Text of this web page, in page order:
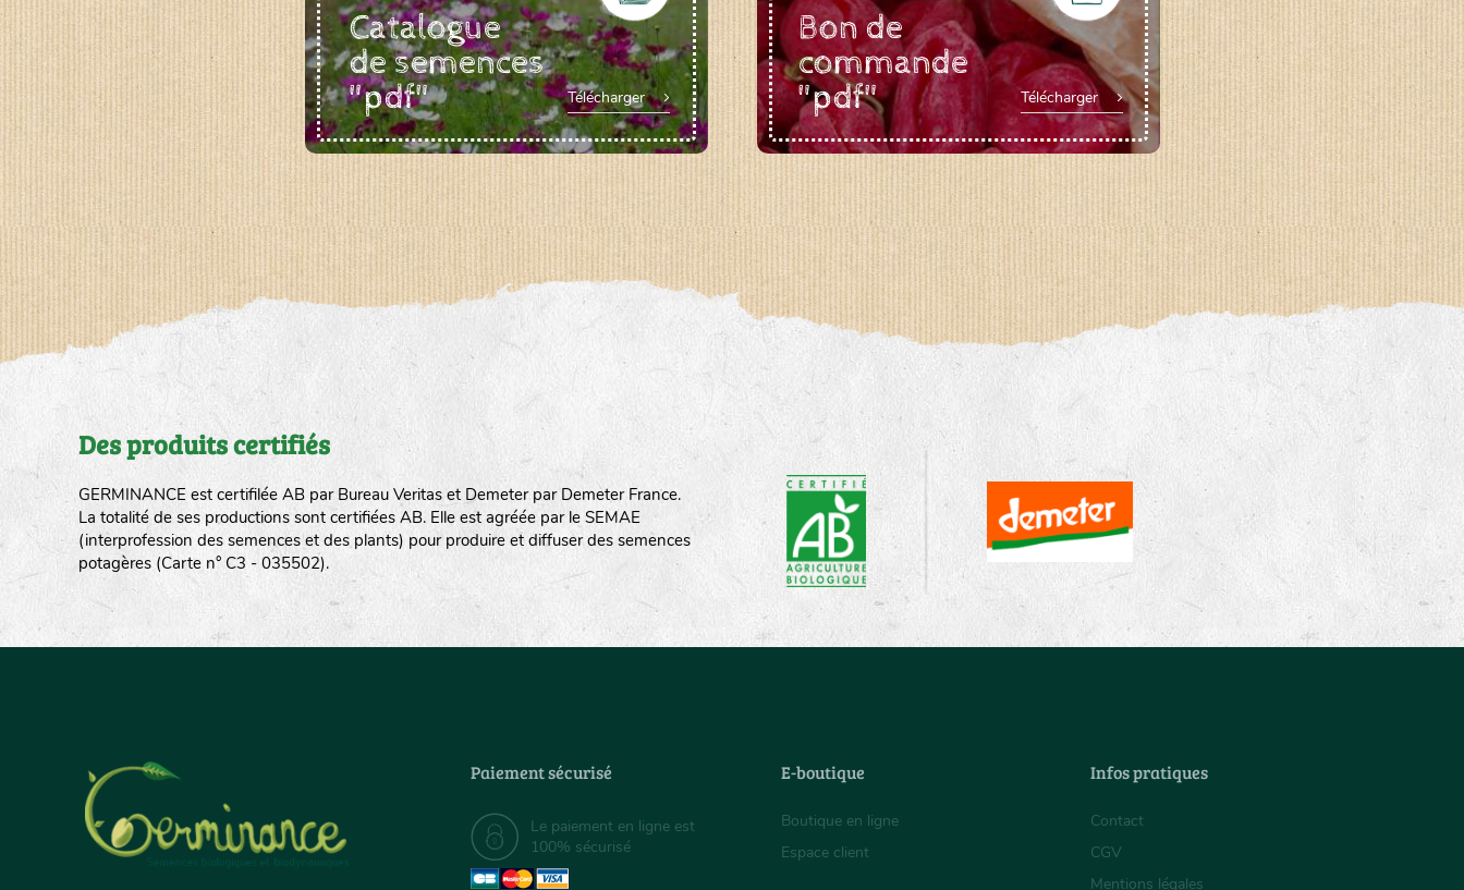
Catalogue
de semences
"pdf"
Télécharger
Bon de
commande
"pdf"
Télécharger
Des produits certifiés
GERMINANCE est certifilée AB par Bureau Veritas et Demeter par Demeter France.
La totalité de ses productions sont certifiées AB. Elle est agréée par le SEMAE
(interprofession des semences et des plants) pour produire et diffuser des semences
potagères (Carte n° C3 - 035502).
Paiement sécurisé
Le paiement en ligne est
100% sécurisé
E-boutique
Boutique en ligne
Espace client
Infos pratiques
Contact
CGV
Mentions légales